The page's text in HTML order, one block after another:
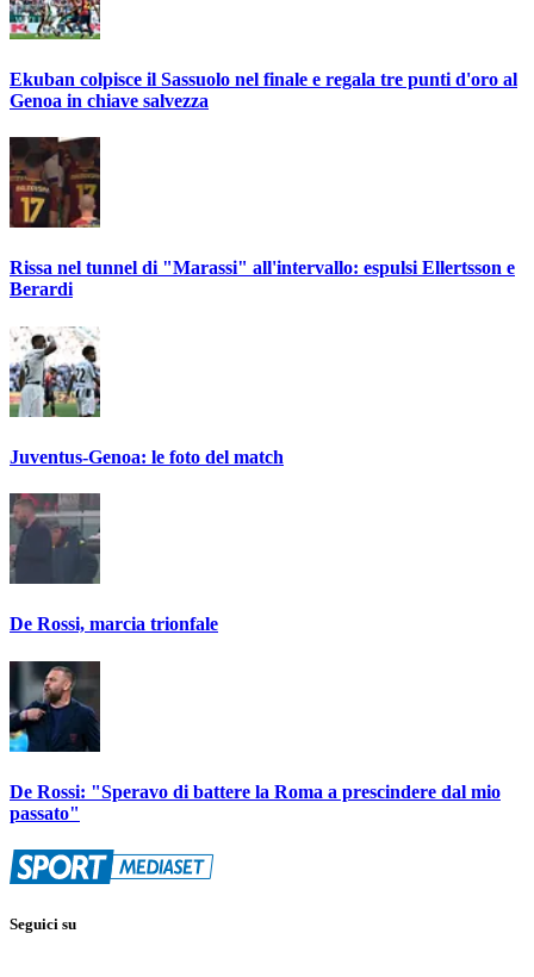
Ekuban colpisce il Sassuolo nel finale e regala tre punti d'oro al
Genoa in chiave salvezza
Rissa nel tunnel di "Marassi" all'intervallo: espulsi Ellertsson e
Berardi
Juventus-Genoa: le foto del match
De Rossi, marcia trionfale
De Rossi: "Speravo di battere la Roma a prescindere dal mio
passato"
Seguici su